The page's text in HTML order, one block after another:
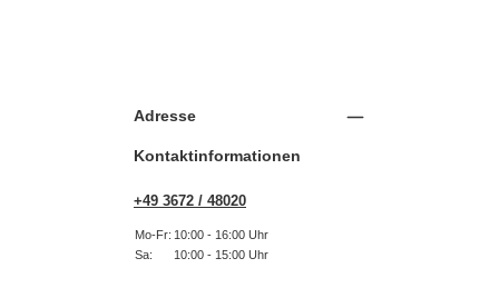
Adresse
Kontaktinformationen
+49 3672 / 48020
Mo-Fr: 10:00 - 16:00 Uhr
Sa:
10:00 - 15:00 Uhr